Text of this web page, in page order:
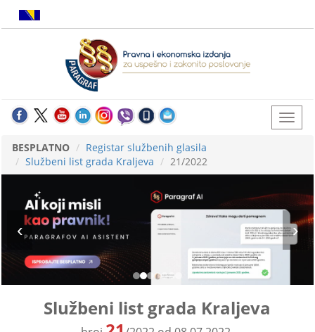
BESPLATNO
Registar službenih glasila
Službeni list grada Kraljeva
21/2022
Službeni list grada Kraljeva